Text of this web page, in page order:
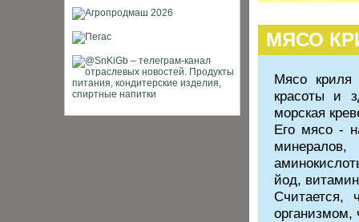
МЯСО
Мясо криля
красоты и
морская
Его мясо -
йод,
Считается,
организмом,